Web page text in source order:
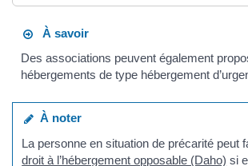
À savoir
Des associations peuvent également
hébergements de type hébergement
À noter
La personne en situation de précarité peut
droit à l’hébergement opposable (Daho) si